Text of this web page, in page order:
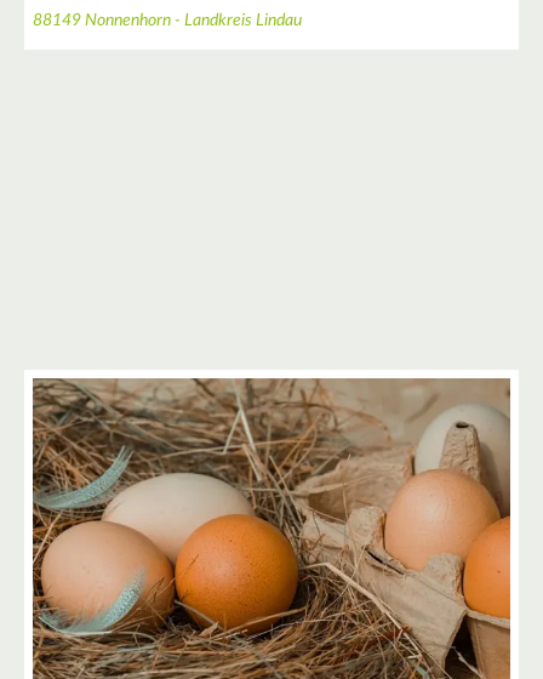
88149 Nonnenhorn - Landkreis Lindau